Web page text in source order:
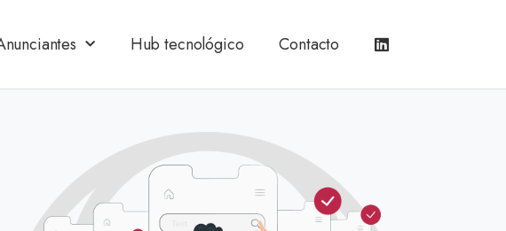
Hub tecnológico Contacto